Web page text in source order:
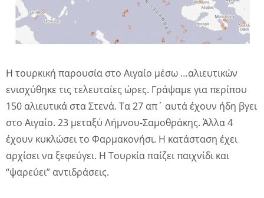
Η τουρκική παρουσία στο Αιγαίο μέσω …αλιευτικών
ενισχύθηκε τις τελευταίες ώρες. Γράψαμε για περίπου
150 αλιευτικά στα Στενά. Τα 27 απ΄ αυτά έχουν ήδη βγει
στο Αιγαίο. 23 μεταξύ Λήμνου-Σαμοθράκης. Άλλα 4
έχουν κυκλώσει το Φαρμακονήσι. Η κατάσταση έχει
αρχίσει να ξεφεύγει. Η Τουρκία παίζει παιχνίδι και
“ψαρεύει” αντιδράσεις.